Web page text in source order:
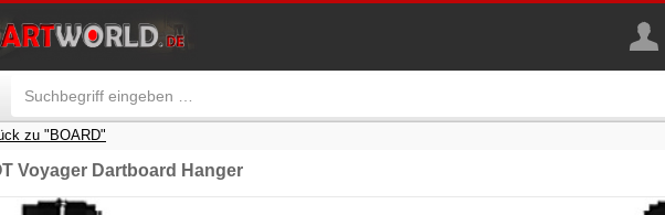
zu "BOARD"
Voyager Dartboard Hanger